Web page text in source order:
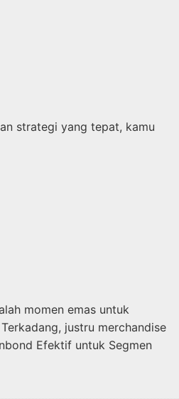
strategi yang tepat, kamu
momen emas untuk
justru merchandise
Efektif untuk Segmen